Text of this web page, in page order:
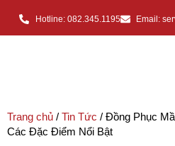
Hotline: 082.345.1195 Email:
Trang chủ / Tin Tức / Đồng Phục
Các Đặc Điểm Nổi Bật